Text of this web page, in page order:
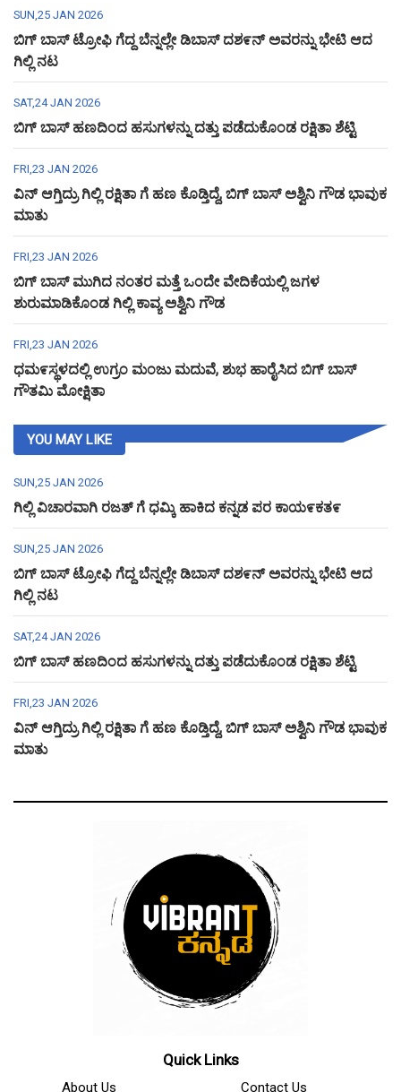
SUN,25 JAN 2026
ಬಿಗ್ ಬಾಸ್ ಟ್ರೋಫಿ ಗೆದ್ದ ಬೆನ್ನಲ್ಲೇ ಡಿಬಾಸ್ ದಶ೯ನ್ ಅವರನ್ನು ಭೇಟಿ ಆದ
ಗಿಲ್ಲಿ ನಟ
SAT,24 JAN 2026
ಬಿಗ್ ಬಾಸ್ ಹಣದಿಂದ ಹಸುಗಳನ್ನು ದತ್ತು ಪಡೆದುಕೊಂಡ ರಕ್ಷಿತಾ ಶೆಟ್ಟಿ
FRI,23 JAN 2026
ವಿನ್ ಆಗ್ತಿದ್ರು ಗಿಲ್ಲಿ ರಕ್ಷಿತಾ ಗೆ ಹಣ ಕೊಡ್ತಿದ್ದೆ, ಬಿಗ್ ಬಾಸ್ ಅಶ್ವಿನಿ ಗೌಡ ಭಾವುಕ
ಮಾತು
FRI,23 JAN 2026
ಬಿಗ್ ಬಾಸ್ ಮುಗಿದ ನಂತರ ಮತ್ತೆ ಒಂದೇ ವೇದಿಕೆಯಲ್ಲಿ ಜಗಳ
ಶುರುಮಾಡಿಕೊಂಡ ಗಿಲ್ಲಿ ಕಾವ್ಯ ಅಶ್ವಿನಿ ಗೌಡ
FRI,23 JAN 2026
ಧಮ೯ಸ್ಥಳದಲ್ಲಿ ಉಗ್ರಂ ಮಂಜು ಮದುವೆ, ಶುಭ ಹಾರೈಸಿದ ಬಿಗ್ ಬಾಸ್
ಗೌತಮಿ ಮೋಕ್ಷಿತಾ
YOU MAY LIKE
SUN,25 JAN 2026
ಗಿಲ್ಲಿ ವಿಚಾರವಾಗಿ ರಜತ್ ಗೆ ಧಮ್ಕಿ ಹಾಕಿದ ಕನ್ನಡ ಪರ ಕಾಯ೯ಕತ೯
SUN,25 JAN 2026
ಬಿಗ್ ಬಾಸ್ ಟ್ರೋಫಿ ಗೆದ್ದ ಬೆನ್ನಲ್ಲೇ ಡಿಬಾಸ್ ದಶ೯ನ್ ಅವರನ್ನು ಭೇಟಿ ಆದ
ಗಿಲ್ಲಿ ನಟ
SAT,24 JAN 2026
ಬಿಗ್ ಬಾಸ್ ಹಣದಿಂದ ಹಸುಗಳನ್ನು ದತ್ತು ಪಡೆದುಕೊಂಡ ರಕ್ಷಿತಾ ಶೆಟ್ಟಿ
FRI,23 JAN 2026
ವಿನ್ ಆಗ್ತಿದ್ರು ಗಿಲ್ಲಿ ರಕ್ಷಿತಾ ಗೆ ಹಣ ಕೊಡ್ತಿದ್ದೆ, ಬಿಗ್ ಬಾಸ್ ಅಶ್ವಿನಿ ಗೌಡ ಭಾವುಕ
ಮಾತು
Quick Links
About Us Contact Us